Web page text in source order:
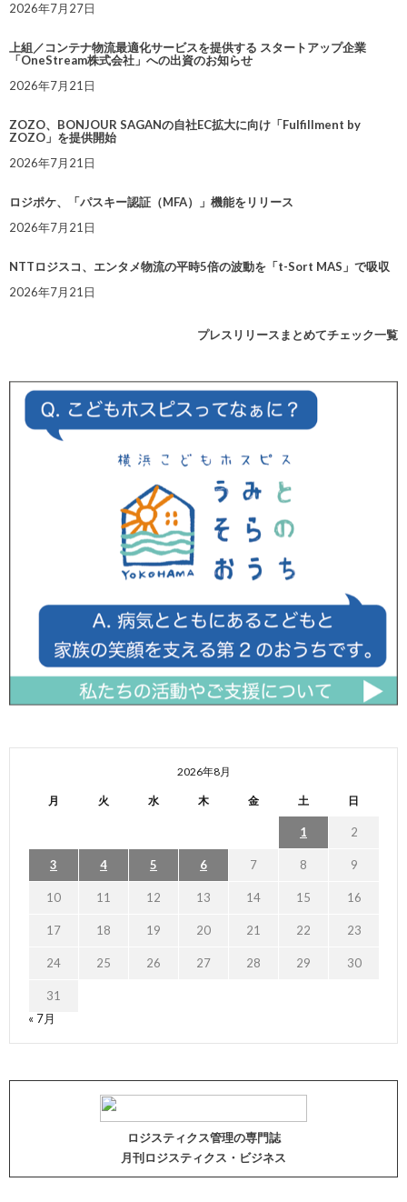
2026年7月27日
上組／コンテナ物流最適化サービスを提供する スタートアップ企業
「OneStream株式会社」への出資のお知らせ
2026年7月21日
ZOZO、BONJOUR SAGANの自社EC拡大に向け「Fulfillment by
ZOZO」を提供開始
2026年7月21日
ロジポケ、「パスキー認証（MFA）」機能をリリース
2026年7月21日
NTTロジスコ、エンタメ物流の平時5倍の波動を「t-Sort MAS」で吸収
2026年7月21日
プレスリリースまとめてチェック一覧
2026年8月
月 火 水 木 金 土 日
1 2
3 4 5 6 7 8 9
10 11 12 13 14 15 16
17 18 19 20 21 22 23
24 25 26 27 28 29 30
31
« 7月
ロジスティクス管理の専門誌
月刊ロジスティクス・ビジネス